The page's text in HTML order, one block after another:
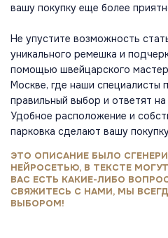
вашу покупку еще более
Не упустите возможность
уникального ремешка и
помощью швейцарского
Москве, где наши специалисты
правильный выбор и ответят
Удобное расположение и
парковка сделают вашу
ЭТО ОПИСАНИЕ БЫЛО
НЕЙРОСЕТЬЮ, В ТЕКСТЕ
ВАС ЕСТЬ КАКИЕ-ЛИБО
СВЯЖИТЕСЬ С НАМИ, МЫ
ВЫБОРОМ!